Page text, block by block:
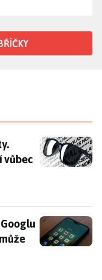
Nabízí sluneční
vůbec
potichu